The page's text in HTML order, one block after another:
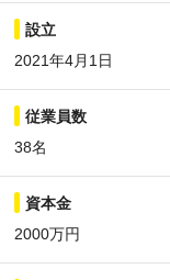
設立
2021年4月1日
従業員数
38名
資本金
2000万円